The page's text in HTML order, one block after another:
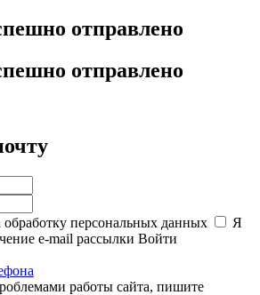
отправлено
отправлено
обработку персональных данных
Я
e-mail рассылки Войти
работы сайта, пишите